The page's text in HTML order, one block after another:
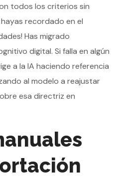
todos los criterios sin
recordado en el
Has migrado
digital. Si falla en algún
a la IA haciendo referencia
al modelo a reajustar
esa directriz en